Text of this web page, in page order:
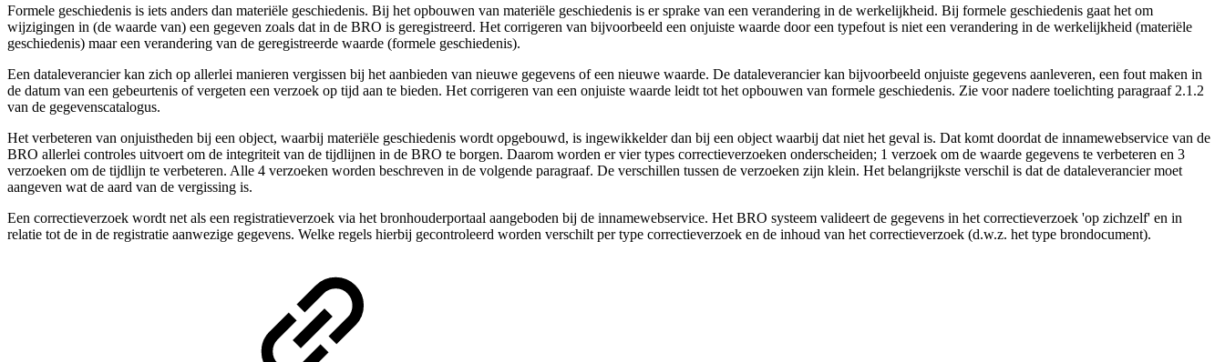
Formele geschiedenis is iets anders dan materiële geschiedenis. Bij het opbouwen van materiële geschiedenis is er sprake van een verandering in de werkelijkheid. Bij formele geschiedenis gaat het om
wijzigingen in (de waarde van) een gegeven zoals dat in de BRO is geregistreerd. Het corrigeren van bijvoorbeeld een onjuiste waarde door een typefout is niet een verandering in de werkelijkheid (materiële
geschiedenis) maar een verandering van de geregistreerde waarde (formele geschiedenis).
Een dataleverancier kan zich op allerlei manieren vergissen bij het aanbieden van nieuwe gegevens of een nieuwe waarde. De dataleverancier kan bijvoorbeeld onjuiste gegevens aanleveren, een fout maken in
de datum van een gebeurtenis of vergeten een verzoek op tijd aan te bieden. Het corrigeren van een onjuiste waarde leidt tot het opbouwen van formele geschiedenis. Zie voor nadere toelichting paragraaf 2.1.2
van de gegevenscatalogus.
Het verbeteren van onjuistheden bij een object, waarbij materiële geschiedenis wordt opgebouwd, is ingewikkelder dan bij een object waarbij dat niet het geval is. Dat komt doordat de innamewebservice van de
BRO allerlei controles uitvoert om de integriteit van de tijdlijnen in de BRO te borgen. Daarom worden er vier types correctieverzoeken onderscheiden; 1 verzoek om de waarde gegevens te verbeteren en 3
verzoeken om de tijdlijn te verbeteren. Alle 4 verzoeken worden beschreven in de volgende paragraaf. De verschillen tussen de verzoeken zijn klein. Het belangrijkste verschil is dat de dataleverancier moet
aangeven wat de aard van de vergissing is.
Een correctieverzoek wordt net als een registratieverzoek via het bronhouderportaal aangeboden bij de innamewebservice. Het BRO systeem valideert de gegevens in het correctieverzoek 'op zichzelf' en in
relatie tot de in de registratie aanwezige gegevens. Welke regels hierbij gecontroleerd worden verschilt per type correctieverzoek en de inhoud van het correctieverzoek (d.w.z. het type brondocument).